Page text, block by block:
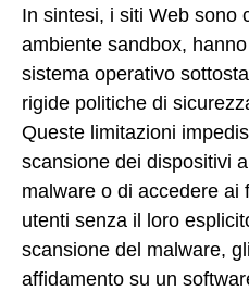
In sintesi, i siti Web sono
ambiente sandbox,
sistema operativo
rigide politiche di
Queste limitazioni
scansione dei dispositivi
malware o di accedere ai
utenti senza il loro
scansione del malware,
affidamento su un